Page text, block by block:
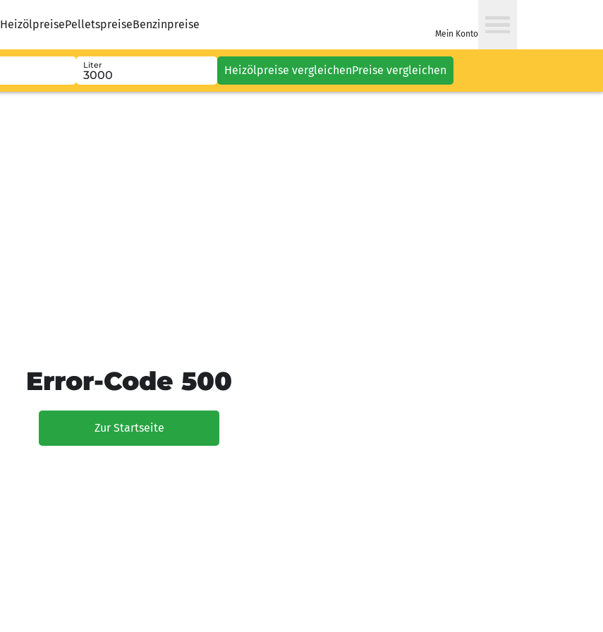
HeizölpreisePelletspreiseBenzinpreise
Mein Konto
Liter Heizölpreise vergleichenPreise vergleichen
Error-Code 500
Zur Startseite